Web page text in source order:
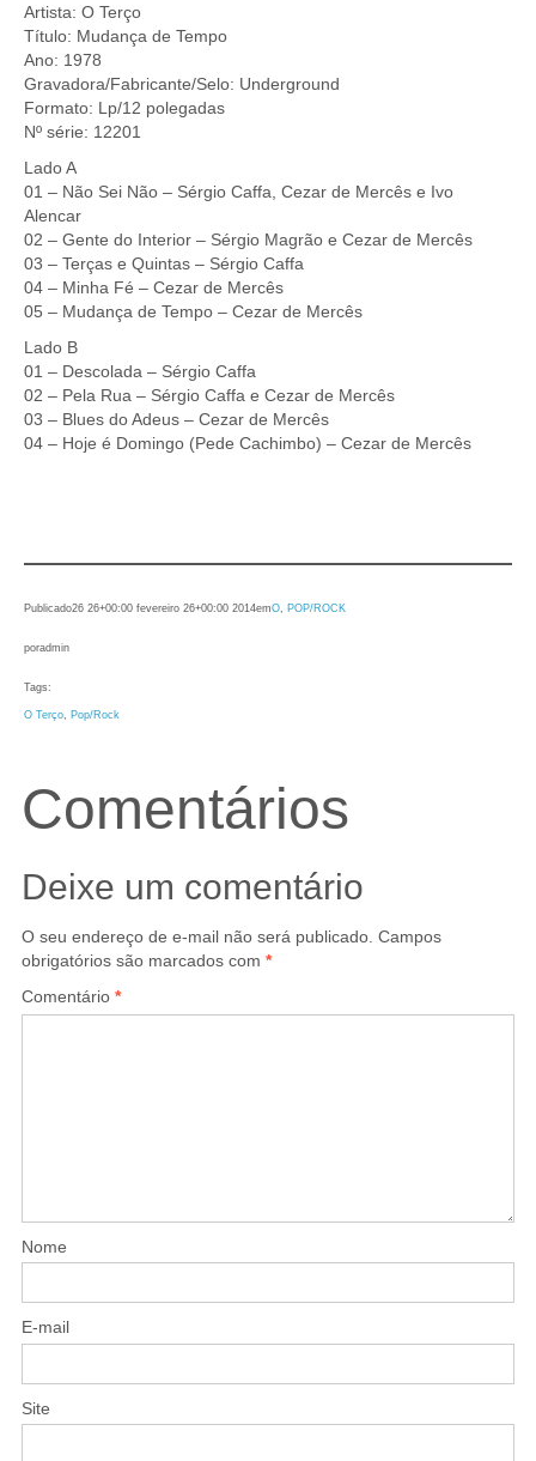
Artista: O Terço
Título: Mudança de Tempo
Ano: 1978
Gravadora/Fabricante/Selo: Underground
Formato: Lp/12 polegadas
Nº série: 12201
Lado A
01 – Não Sei Não – Sérgio Caffa, Cezar de Mercês e Ivo
Alencar
02 – Gente do Interior – Sérgio Magrão e Cezar de Mercês
03 – Terças e Quintas – Sérgio Caffa
04 – Minha Fé – Cezar de Mercês
05 – Mudança de Tempo – Cezar de Mercês
Lado B
01 – Descolada – Sérgio Caffa
02 – Pela Rua – Sérgio Caffa e Cezar de Mercês
03 – Blues do Adeus – Cezar de Mercês
04 – Hoje é Domingo (Pede Cachimbo) – Cezar de Mercês
Publicado26 26+00:00 fevereiro 26+00:00 2014emO POP/ROCK
poradmin
Tags:
O Terço Pop/Rock
Comentários
Deixe um comentário
O seu endereço de e-mail não será publicado. Campos
obrigatórios são marcados com *
Comentário *
Nome
E-mail
Site